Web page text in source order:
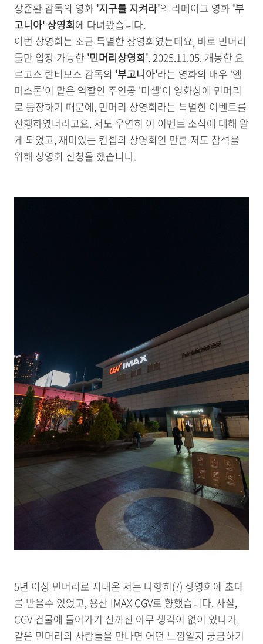
장준환 감독의 영화 '지구를 지켜라'의 리메이크 영화 '부
고니아' 상영회에 다녀왔습니다.
이번 상영회는 조금 특별한 상영회였는데요, 바로 민머리
들만 입장 가능한 '민머리상영회'. 2025.11.05. 개봉한 요
르고스 란티모스 감독의 '부고니아'라는 영화의 배우 '엠
마스톤'이 맡은 역할인 주인공 '미셸'이 영화상에 민머리
로 등장하기 때문에, 민머리 상영회라는 특별한 이벤트를
진행하였더라고요. 저도 우연히 이 이벤트 소식에 대해 알
게 되었고, 재미있는 컨셉의 상영회인 만큼 저도 참석을
위해 상영회 신청을 했습니다.
5년 이상 민머리로 지내온 저는 다행히(?) 상영회에 초대
를 받을수 있었고, 용산 IMAX CGV로 향했습니다. 사실,
CGV 건물에 들어가기 전까진 아무 생각이 없이 있다가,
같은 민머리의 사람들을 만나면 어떤 느낌일지 궁금하기